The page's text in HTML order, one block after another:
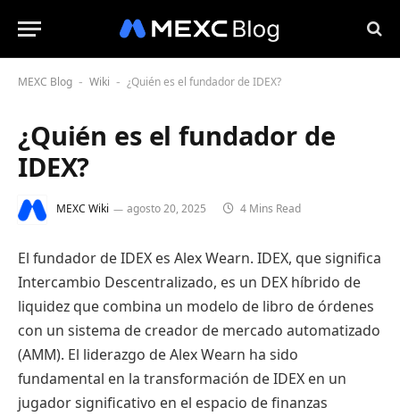
MEXC Blog - Wiki - ¿Quién es el fundador de IDEX?
¿Quién es el fundador de
IDEX?
MEXC Wiki agosto 20, 2025 4 Mins Read
El fundador de IDEX es Alex Wearn. IDEX, que significa
Intercambio Descentralizado, es un DEX híbrido de
liquidez que combina un modelo de libro de órdenes
con un sistema de creador de mercado automatizado
(AMM). El liderazgo de Alex Wearn ha sido
fundamental en la transformación de IDEX en un
jugador significativo en el espacio de finanzas